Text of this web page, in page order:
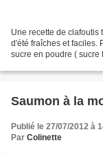
Une recette de clafoutis
d'été fraîches et faciles.
sucre en poudre ( sucre
Saumon à la
Publié le 27/07/2012 à
Par Colinette